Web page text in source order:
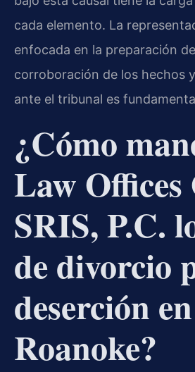
cada elemento. La
enfocada en la preparación
corroboración de los hechos
ante el tribunal es
¿Cómo
Law Offices
SRIS, P.C.
de divorcio
deserción en
Roanoke?